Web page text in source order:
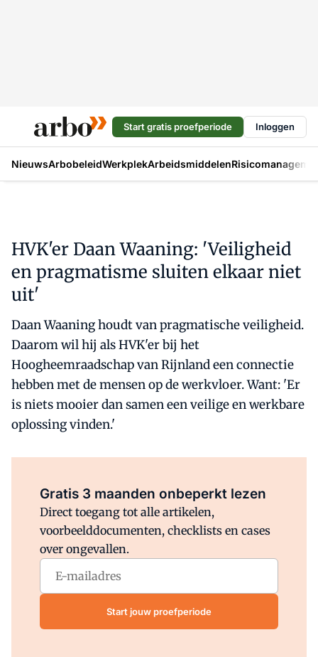
Start gratis proefperiode Inloggen
NieuwsArbobeleidWerkplekArbeidsmiddelen
HVK'er Daan Waaning: 'Veiligheid
en pragmatisme sluiten elkaar niet
uit'
Daan Waaning houdt van pragmatische veiligheid.
Daarom wil hij als HVK'er bij het
Hoogheemraadschap van Rijnland een connectie
hebben met de mensen op de werkvloer. Want: 'Er
is niets mooier dan samen een veilige en werkbare
oplossing vinden.'
Gratis 3 maanden onbeperkt lezen
Direct toegang tot alle artikelen,
voorbeelddocumenten, checklists en cases
over ongevallen.
Start jouw proefperiode